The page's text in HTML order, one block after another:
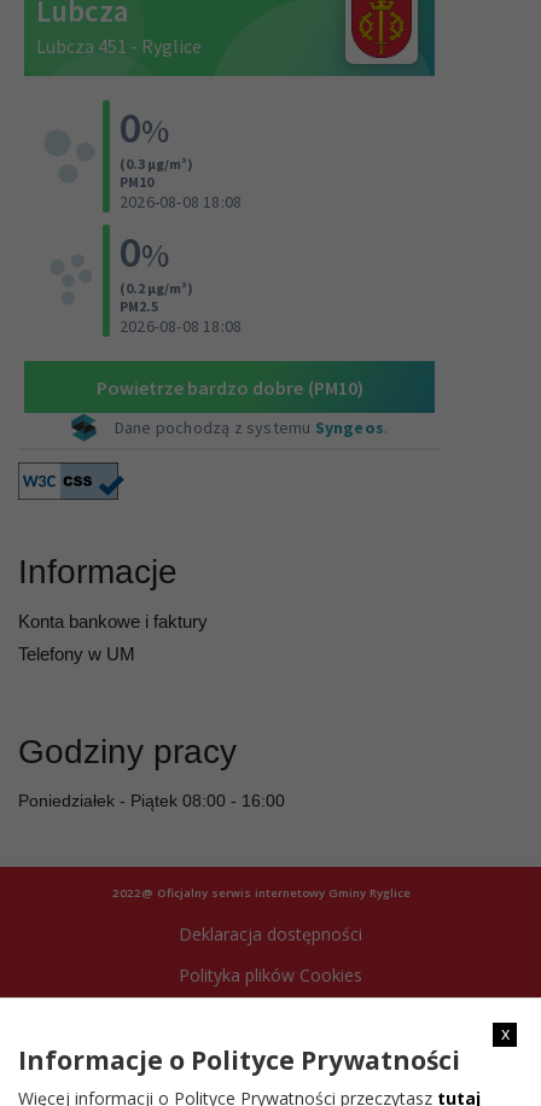
Informacje
Konta bankowe i faktury
Telefony w UM
Godziny pracy
Poniedziałek - Piątek 08:00 - 16:00
2022@ Oficjalny serwis internetowy Gminy Ryglice
Deklaracja dostępności
Polityka plików Cookies
x
Informacje o Polityce Prywatności
Więcej informacji o Polityce Prywatności przeczytasz tutaj